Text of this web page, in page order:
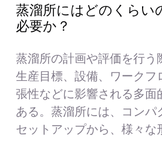
蒸溜所にはどのくらい
必要か？
蒸溜所の計画や評価を行う
生産目標、設備、ワークフ
張性などに影響される多面
ある。蒸溜所には、コンパ
セットアップから、様々な